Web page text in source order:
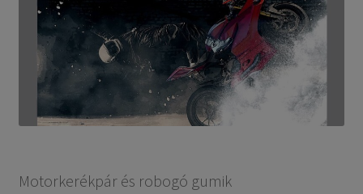
Motorkerékpár és robogó gumik